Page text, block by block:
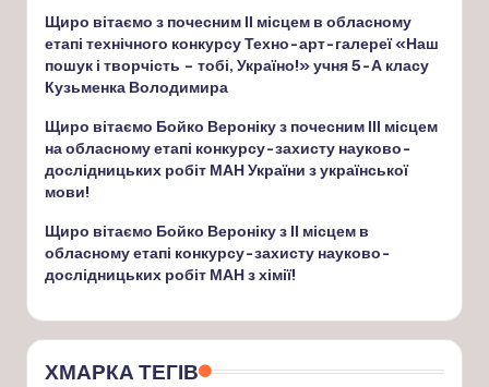
Щиро вітаємо з почесним ІІ місцем в обласному
етапі технічного конкурсу Техно-арт-галереї «Наш
пошук і творчість – тобі, Україно!» учня 5-А класу
Кузьменка Володимира
Щиро вітаємо Бойко Вероніку з почесним ІІІ місцем
на обласному етапі конкурсу-захисту науково-
дослідницьких робіт МАН України з української
мови!
Щиро вітаємо Бойко Вероніку з ІІ місцем в
обласному етапі конкурсу-захисту науково-
дослідницьких робіт МАН з хімії!
ХМАРКА ТЕГІВ